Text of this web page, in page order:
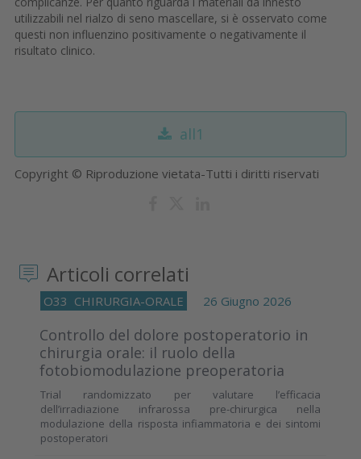
utilizzabili nel rialzo di seno mascellare, si è osservato come
questi non influenzino positivamente o negativamente il
risultato clinico.
all1
Copyright © Riproduzione vietata-Tutti i diritti riservati
Articoli correlati
O33 CHIRURGIA-ORALE 26 Giugno 2026
Controllo del dolore postoperatorio in
chirurgia orale: il ruolo della
fotobiomodulazione preoperatoria
Trial randomizzato per valutare l’efficacia
dell’irradiazione infrarossa pre-chirurgica nella
modulazione della risposta infiammatoria e dei sintomi
postoperatori